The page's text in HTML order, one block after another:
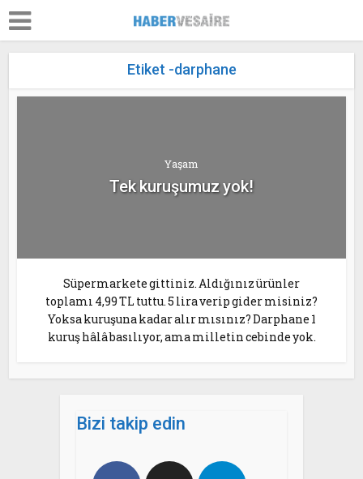
Etiket -darphane
Yaşam
Tek kuruşumuz yok!
Süpermarkete gittiniz. Aldığınız ürünler
toplamı 4,99 TL tuttu. 5 lira verip gider misiniz?
Yoksa kuruşuna kadar alır mısınız? Darphane 1
kuruş hâlâ basılıyor, ama milletin cebinde yok.
Bizi takip edin